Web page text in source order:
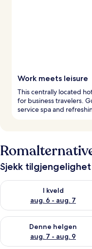
Work meets leisure
This centrally located
for business travelers.
service spa and
Sjekk
I kveld
aug. 6 - aug. 7
Sjekk tilgjengelighet for i
Denne helgen
aug. 7 - aug. 9
Sjekk tilgjengelighet for